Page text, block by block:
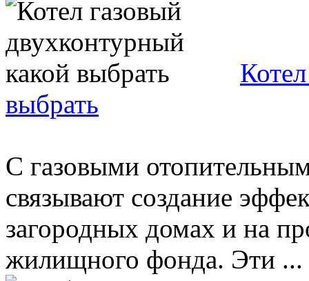
выбрать
С газовыми
связывают создание
загородных домах и на
жилищного фонда. Эти ...